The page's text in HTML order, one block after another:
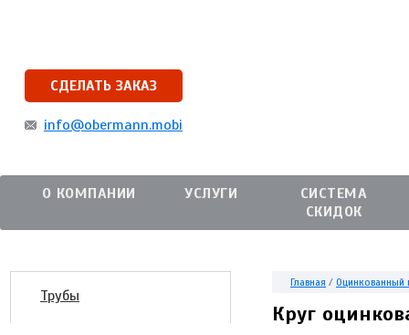
СДЕЛАТЬ ЗАКАЗ
info@obermann.mobi
О КОМПАНИИ УСЛУГИ
СИСТЕМА
СКИДОК
Трубы
Главная / Оцинкованный
Круг